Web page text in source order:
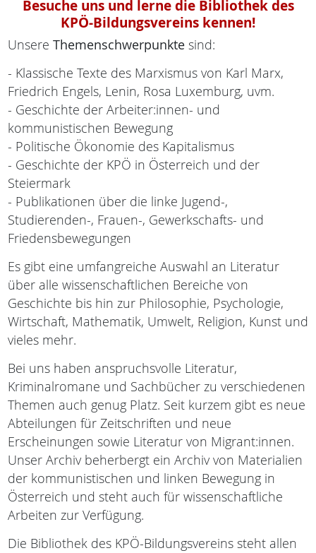
Besuche uns und lerne die Bibliothek des
KPÖ-Bildungsvereins kennen!
Unsere Themenschwerpunkte sind:
- Klassische Texte des Marxismus von Karl Marx,
Friedrich Engels, Lenin, Rosa Luxemburg, uvm.
- Geschichte der Arbeiter:innen- und
kommunistischen Bewegung
- Politische Ökonomie des Kapitalismus
- Geschichte der KPÖ in Österreich und der
Steiermark
- Publikationen über die linke Jugend-,
Studierenden-, Frauen-, Gewerkschafts- und
Friedensbewegungen
Es gibt eine umfangreiche Auswahl an Literatur
über alle wissenschaftlichen Bereiche von
Geschichte bis hin zur Philosophie, Psychologie,
Wirtschaft, Mathematik, Umwelt, Religion, Kunst und
vieles mehr.
Bei uns haben anspruchsvolle Literatur,
Kriminalromane und Sachbücher zu verschiedenen
Themen auch genug Platz. Seit kurzem gibt es neue
Abteilungen für Zeitschriften und neue
Erscheinungen sowie Literatur von Migrant:innen.
Unser Archiv beherbergt ein Archiv von Materialien
der kommunistischen und linken Bewegung in
Österreich und steht auch für wissenschaftliche
Arbeiten zur Verfügung.
Die Bibliothek des KPÖ-Bildungsvereins steht allen